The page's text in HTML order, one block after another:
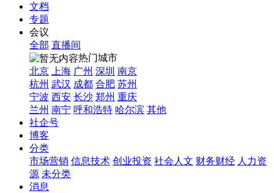
文档
专题
会议
全部 直播间
热门城市
北京
上海 广州 深圳 南京
杭州 武汉 成都 合肥 苏州
宁波 西安 长沙 郑州 重庆
兰州 南宁 呼和浩特 哈尔滨 其他
社企号
博客
分类
市场营销 信息技术 创业投资 社会人文 财务财经 人力资
源 未分类
消息